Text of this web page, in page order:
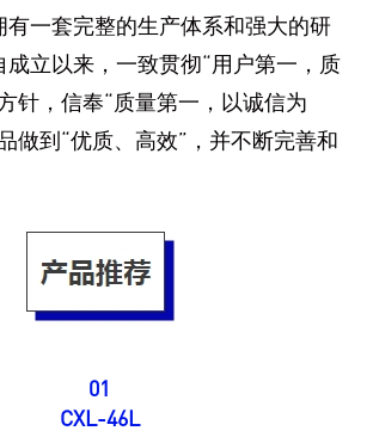
有一套完整的生产体系和强大的研
成立以来，一致贯彻“用户第一，质
针，信奉“质量第一，以诚信为
做到“优质、高效”，并不断完善和
01
CXL-46L